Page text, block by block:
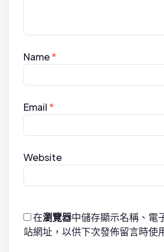
Name*
Email*
Website
在瀏覽器中儲存顯示名稱、電
站網址，以供下次發佈留言時使